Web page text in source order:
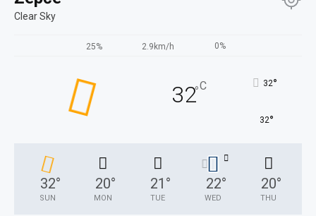
Clear Sky
25% 2.9km/h 0%
32°C 32°
32°
32°
SUN
20°
MON
21 °
TUE
22°
WED
20°
THU